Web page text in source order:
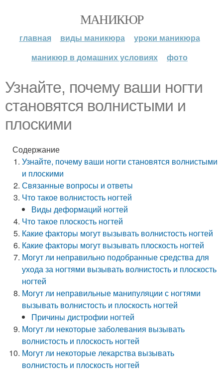
МАНИКЮР
главная виды маникюра
уроки маникюра
маникюр в домашних условиях
фото
Узнайте, почему ваши ногти
становятся волнистыми и
плоскими
Содержание
Узнайте, почему ваши ногти становятся волнистыми
и плоскими
Связанные вопросы и ответы
Что такое волнистость ногтей
Виды деформаций ногтей
Что такое плоскость ногтей
Какие факторы могут вызывать волнистость ногтей
Какие факторы могут вызывать плоскость ногтей
Могут ли неправильно подобранные средства для
ухода за ногтями вызывать волнистость и плоскость
ногтей
Могут ли неправильные манипуляции с ногтями
вызывать волнистость и плоскость ногтей
Причины дистрофии ногтей
Могут ли некоторые заболевания вызывать
волнистость и плоскость ногтей
Могут ли некоторые лекарства вызывать
волнистость и плоскость ногтей